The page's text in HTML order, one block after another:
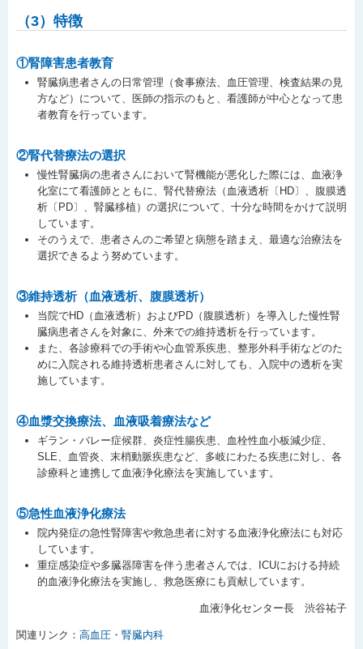
（3）特徴
①腎障害患者教育
腎臓病患者さんの日常管理（食事療法、血圧管理、検査結果の見
方など）について、医師の指示のもと、看護師が中心となって患
者教育を行っています。
②腎代替療法の選択
慢性腎臓病の患者さんにおいて腎機能が悪化した際には、血液浄
化室にて看護師とともに、腎代替療法（血液透析〔HD〕、腹膜透
析〔PD〕、腎臓移植）の選択について、十分な時間をかけて説明
しています。
そのうえで、患者さんのご希望と病態を踏まえ、最適な治療法を
選択できるよう努めています。
③維持透析（血液透析、腹膜透析）
当院でHD（血液透析）およびPD（腹膜透析）を導入した慢性腎
臓病患者さんを対象に、外来での維持透析を行っています。
また、各診療科での手術や心血管系疾患、整形外科手術などのた
めに入院される維持透析患者さんに対しても、入院中の透析を実
施しています。
④血漿交換療法、血液吸着療法など
ギラン・バレー症候群、炎症性腸疾患、血栓性血小板減少症、
SLE、血管炎、末梢動脈疾患など、多岐にわたる疾患に対し、各
診療科と連携して血液浄化療法を実施しています。
⑤急性血液浄化療法
院内発症の急性腎障害や救急患者に対する血液浄化療法にも対応
しています。
重症感染症や多臓器障害を伴う患者さんでは、ICUにおける持続
的血液浄化療法を実施し、救急医療にも貢献しています。
血液浄化センター長 渋谷祐子
関連リンク： 高血圧・腎臓内科